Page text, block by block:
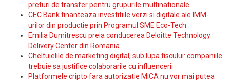
preturi de transfer pentru grupurile multinationale
CEC Bank finanteaza investitiile verzi si digitale ale IMM-
urilor din productie prin Programul SME Eco-Tech
Emilia Dumitrescu preia conducerea Deloitte Technology
Delivery Center din Romania
Cheltuielile de marketing digital, sub lupa fiscului: companiile
trebuie sa justifice colaborarile cu influencerii
Platformele cripto fara autorizatie MiCA nu vor mai putea